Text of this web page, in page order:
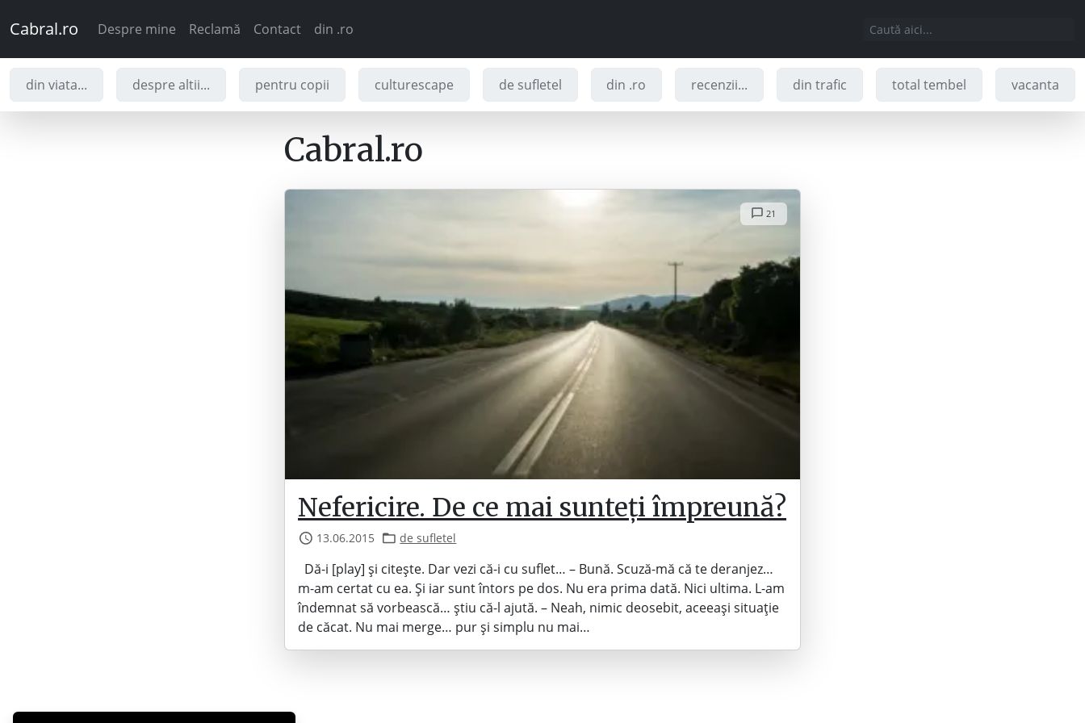
Cabral.ro Despre mine Reclamă Contact din .ro
din viata... despre altii... pentru copii culturescape de sufletel din .ro recenzii... din trafic total tembel vacanta
Cabral.ro
21
Nefericire. De ce mai sunteți împreună?
13.06.2015 de sufletel
Dă-i [play] și citește. Dar vezi că-i cu suflet… – Bună. Scuză-mă că te deranjez…
m-am certat cu ea. Și iar sunt întors pe dos. Nu era prima dată. Nici ultima. L-am
îndemnat să vorbească… știu că-l ajută. – Neah, nimic deosebit, aceeași situație
de căcat. Nu mai merge… pur și simplu nu mai…